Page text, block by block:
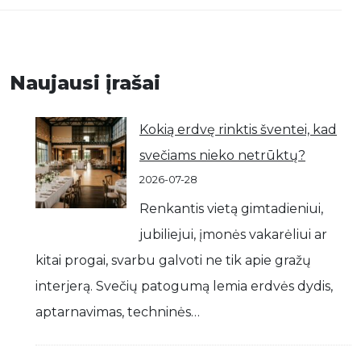
Naujausi įrašai
Kokią erdvę rinktis šventei, kad
svečiams nieko netrūktų?
2026-07-28
Renkantis vietą gimtadieniui,
jubiliejui, įmonės vakarėliui ar
kitai progai, svarbu galvoti ne tik apie gražų
interjerą. Svečių patogumą lemia erdvės dydis,
aptarnavimas, techninės…